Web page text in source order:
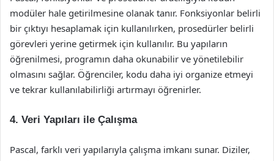
modüler hale getirilmesine olanak tanır. Fonksiyonlar belirli
bir çıktıyı hesaplamak için kullanılırken, prosedürler belirli
görevleri yerine getirmek için kullanılır. Bu yapıların
öğrenilmesi, programın daha okunabilir ve yönetilebilir
olmasını sağlar. Öğrenciler, kodu daha iyi organize etmeyi
ve tekrar kullanılabilirliği artırmayı öğrenirler.
4. Veri Yapıları ile Çalışma
Pascal, farklı veri yapılarıyla çalışma imkanı sunar. Diziler,